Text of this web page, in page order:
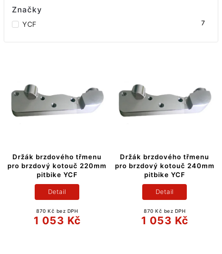
Značky
YCF 7
Držák brzdového třmenu
pro brzdový kotouč 220mm
pitbike YCF
870 Kč bez DPH
1 053 Kč
Detail
Držák brzdového třmenu
pro brzdový kotouč 240mm
pitbike YCF
870 Kč bez DPH
1 053 Kč
Detail